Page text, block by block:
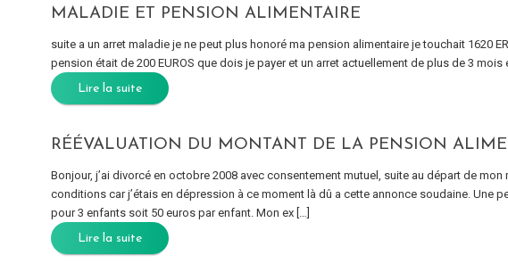
MALADIE ET PENSION ALIMENTAIRE
suite a un arret maladie je ne peut plus honoré ma pension alimentaire je touchait 1620
pension était de 200 EUROS que dois je payer et un arret actuellement de plus de 3
Lire la suite
RÉÉVALUATION DU MONTANT DE LA PENSION
Bonjour, j’ai divorcé en octobre 2008 avec consentement mutuel, suite au départ de
conditions car j’étais en dépression à ce moment là dû a cette annonce soudaine. Une
pour 3 enfants soit 50 euros par enfant. Mon ex […]
Lire la suite